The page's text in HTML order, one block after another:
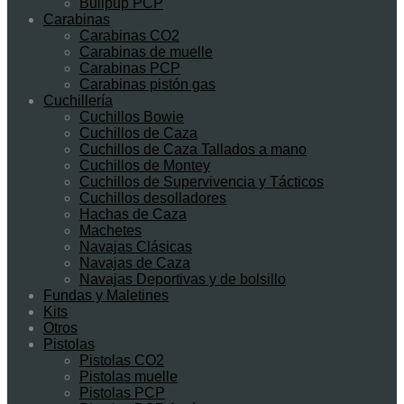
Bullpup PCP
Carabinas
Carabinas CO2
Carabinas de muelle
Carabinas PCP
Carabinas pistón gas
Cuchillería
Cuchillos Bowie
Cuchillos de Caza
Cuchillos de Caza Tallados a mano
Cuchillos de Montey
Cuchillos de Supervivencia y Tácticos
Cuchillos desolladores
Hachas de Caza
Machetes
Navajas Clásicas
Navajas de Caza
Navajas Deportivas y de bolsillo
Fundas y Maletines
Kits
Otros
Pistolas
Pistolas CO2
Pistolas muelle
Pistolas PCP